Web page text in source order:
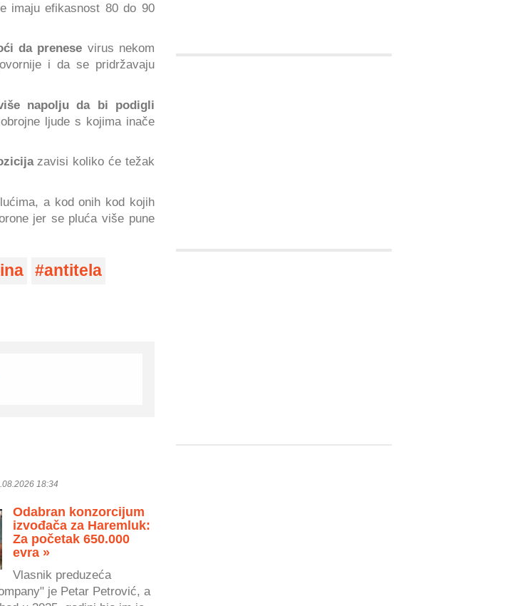
imaju efikasnost 80 do 90
da prenese virus nekom
i da se pridržavaju
napolju da bi podigli
ljude s kojima inače
zavisi koliko će težak
a kod onih kod kojih
jer se pluća više pune
antitela
18:34
Odabran konzorcijum
izvođača za Haremluk:
Za početak 650.000
evra »
Vlasnik preduzeća
je Petar Petrović, a